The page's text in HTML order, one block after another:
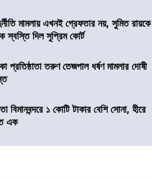
মামলায় এখনই গ্রেফতার নয়, সুমিত রায়কে
স্বস্তি দিল সুপ্রিম কোর্ট
প্রতিষ্ঠাতা তরুণ তেজপাল ধর্ষণ মামলার দোষী
বিমানবন্দরে ১ কোটি টাকার বেশি সোনা, হীরে
এক